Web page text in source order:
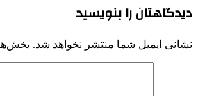
دیدگاهتان را بنویسید
نشانی ایمیل شما منتشر نخواهد شد.